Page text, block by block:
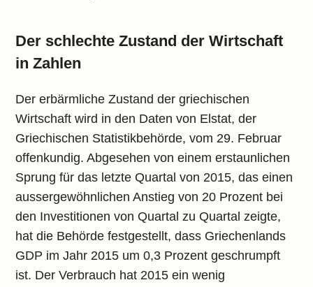
Der schlechte Zustand der Wirtschaft
in Zahlen
Der erbärmliche Zustand der griechischen
Wirtschaft wird in den Daten von Elstat, der
Griechischen Statistikbehörde, vom 29. Februar
offenkundig. Abgesehen von einem erstaunlichen
Sprung für das letzte Quartal von 2015, das einen
aussergewöhnlichen Anstieg von 20 Prozent bei
den Investitionen von Quartal zu Quartal zeigte,
hat die Behörde festgestellt, dass Griechenlands
GDP im Jahr 2015 um 0,3 Prozent geschrumpft
ist. Der Verbrauch hat 2015 ein wenig